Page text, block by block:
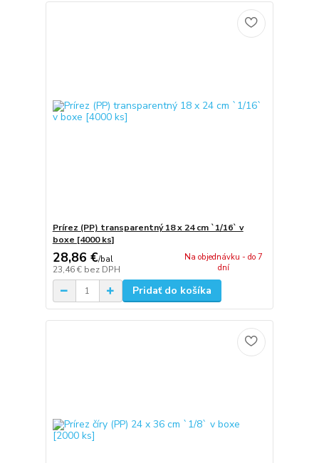
Prírez (PP) transparentný 18 x 24 cm `1/16` v
boxe [4000 ks]
28,86 €/bal
23,46 € bez DPH
Na objednávku - do 7
dní
Pridať do košíka